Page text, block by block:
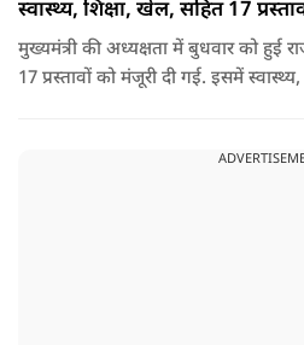
स्वास्थ्य, शिक्षा, खेल, सहित 17
मुख्यमंत्री की अध्यक्षता में बुधवार को हुई
17 प्रस्तावों को मंजूरी दी गई. इसमें